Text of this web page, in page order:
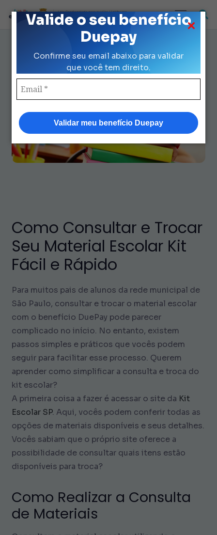
Valide o seu benefício
Duepay
Confirme seu email abaixo para validar
que você tem direito.
Validar meu benefício Duepay
Loja Credenciada para auxilio Uniforme
e Kit Escolar da Prefeitura de São Paulo
Como Consultar e Trocar Seu
Material Escolar Kit Fácil e
Rápido
Como Consultar e Trocar
Seu Material Escolar Kit
Fácil e Rápido
Para muitos pais de alunos da rede municipal de
São Paulo, consultar e trocar o material escolar
com o benefício DuePay pode parecer
complicado no início. No entanto, existem
passos simples e práticos que vocês podem
seguir para facilitar esse processo. Querem
aprender como simplificar a consulta e troca do
kit escolar?
A primeira coisa a fazer é acessar o site da Kit
Escolar SP. Aqui, vocês podem conferir todas as
opções de materiais disponíveis e seus detalhes.
Vocês sabiam que o próprio site oferece a
possibilidade de consultar quais itens estão
disponíveis para troca?
Como Realizar a Consulta
de Materiais